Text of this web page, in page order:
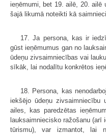
ieņēmumi, bet 19. ailē, 20. ailē
šajā likumā noteikti kā
17. Ja persona, kas ir
gūst ieņēmumus gan no
ūdeņu zivsaimniecības vai
sīkāk, lai nodalītu konkrētos
18. Persona, kas
iekšējo ūdeņu zivsaimniecību
ailes, kas paredzētas
lauksaimniecisko ražošanu
tūrismu), var izmantot, lai